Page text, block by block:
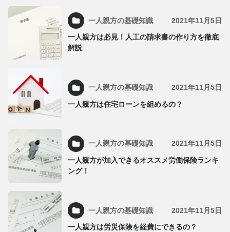
一人親方の基礎知識 2021年11月5日
一人親方は必見！人工の請求書の作り方を徹底
解説
一人親方の基礎知識 2021年11月5日
一人親方は住宅ローンを組めるの？
一人親方の基礎知識 2021年11月5日
一人親方が加入できるオススメ労働保険ランキ
ング！
一人親方の基礎知識 2021年11月5日
一人親方は労災保険を経費にできるの？